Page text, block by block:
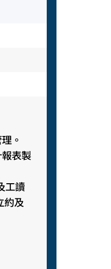
。
表製
工讀
約及